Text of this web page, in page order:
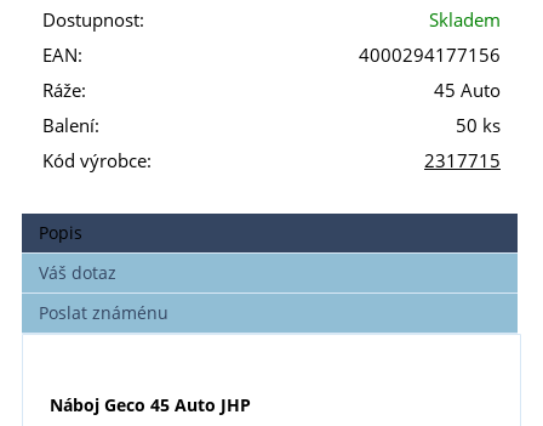
Dostupnost:
Skladem
EAN:
4000294177156
Ráže:
45 Auto
Balení:
50 ks
Kód výrobce:
2317715
Popis
Váš dotaz
Poslat známénu
Náboj Geco 45 Auto JHP